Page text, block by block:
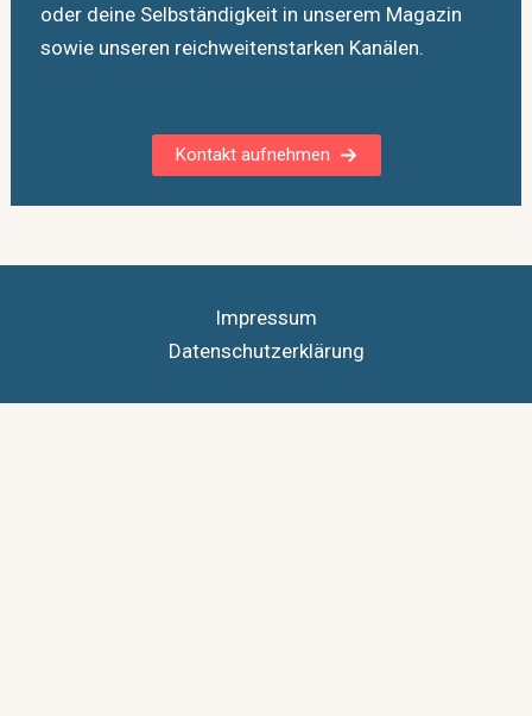
oder deine Selbständigkeit in unserem Magazin
sowie unseren reichweitenstarken Kanälen.
Kontakt aufnehmen
Impressum
Datenschutzerklärung